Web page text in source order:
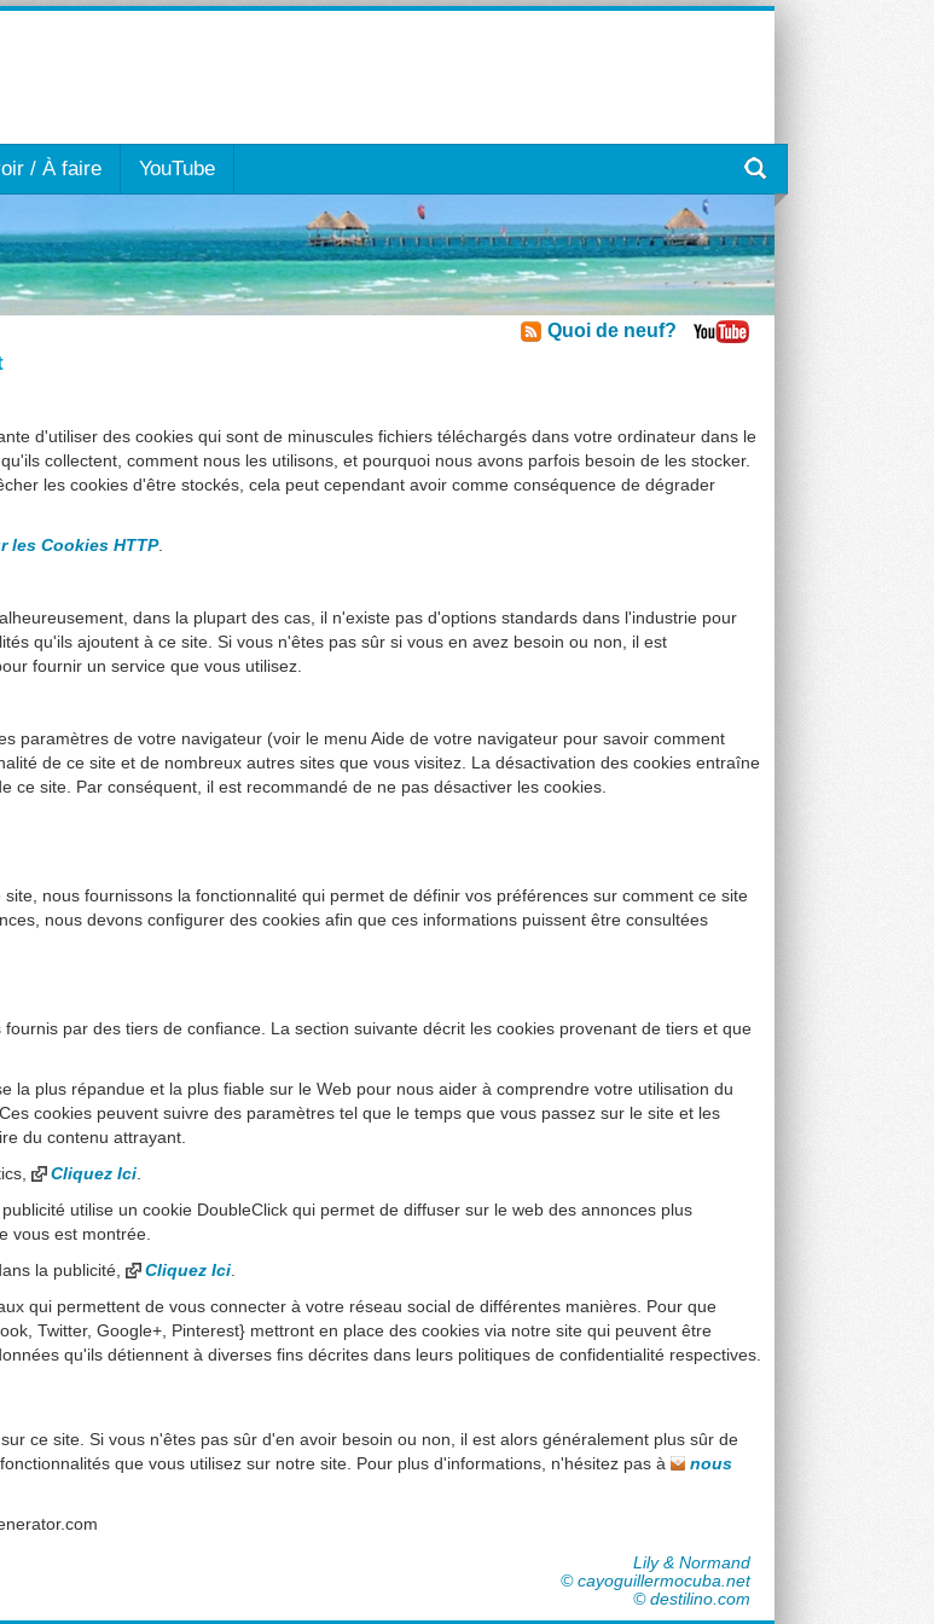
/ À faire YouTube
Quoi de neuf?
d'utiliser des cookies qui sont de minuscules fichiers téléchargés dans votre ordinateur dans le
collectent, comment nous les utilisons, et pourquoi nous avons parfois besoin de les stocker.
les cookies d'être stockés, cela peut cependant avoir comme conséquence de dégrader
les Cookies HTTP.
dans la plupart des cas, il n'existe pas d'options standards dans l'industrie pour
qu'ils ajoutent à ce site. Si vous n'êtes pas sûr si vous en avez besoin ou non, il est
fournir un service que vous utilisez.
paramètres de votre navigateur (voir le menu Aide de votre navigateur pour savoir comment
de ce site et de nombreux autres sites que vous visitez. La désactivation des cookies entraîne
site. Par conséquent, il est recommandé de ne pas désactiver les cookies.
nous fournissons la fonctionnalité qui permet de définir vos préférences sur comment ce site
nous devons configurer des cookies afin que ces informations puissent être consultées
par des tiers de confiance. La section suivante décrit les cookies provenant de tiers et que
la plus répandue et la plus fiable sur le Web pour nous aider à comprendre votre utilisation du
cookies peuvent suivre des paramètres tel que le temps que vous passez sur le site et les
du contenu attrayant.
Cliquez Ici
utilise un cookie DoubleClick qui permet de diffuser sur le web des annonces plus
vous est montrée.
la publicité,
Cliquez Ici
qui permettent de vous connecter à votre réseau social de différentes manières. Pour que
Twitter, Google+, Pinterest} mettront en place des cookies via notre site qui peuvent être
qu'ils détiennent à diverses fins décrites dans leurs politiques de confidentialité respectives.
ce site. Si vous n'êtes pas sûr d'en avoir besoin ou non, il est alors généralement plus sûr de
que vous utilisez sur notre site. Pour plus d'informations, n'hésitez pas à
nous
Lily & Normand
© cayoguillermocuba.net
© destilino.com